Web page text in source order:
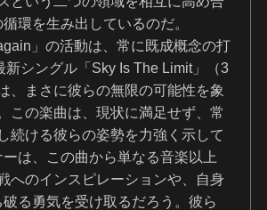
循環を生み出しているのだ。
」の活動は、常に既成概念の打
新シングル「Sky Is The Limit」（3
、まさに彼らの無限の可能性を象
この楽曲は、現状に満足せず、常
続ける彼らの姿勢を力強く示して
は、この曲から単なる音楽以上
へのインスピレーションや、自身
る勇気を受け取るだろう。彼ら